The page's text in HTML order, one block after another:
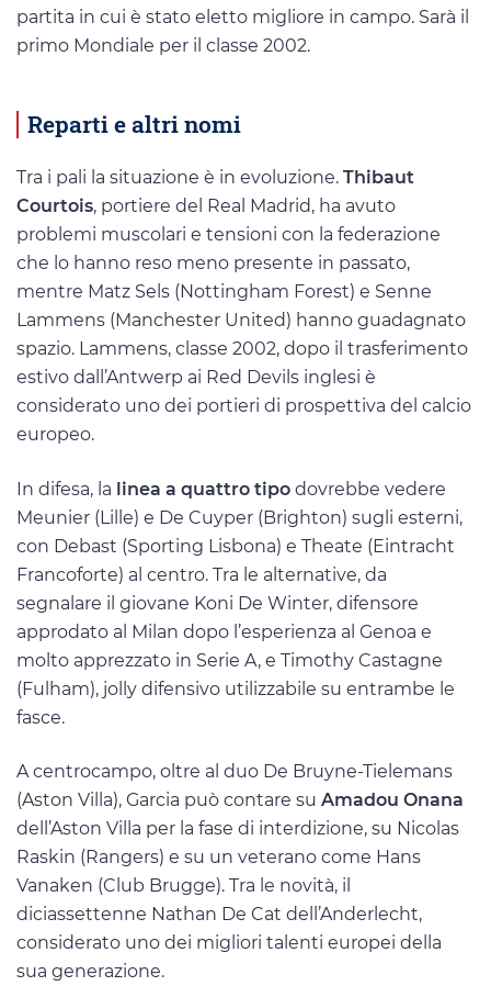
partita in cui è stato eletto migliore in campo. Sarà il
primo Mondiale per il classe 2002.
Reparti e altri nomi
Tra i pali la situazione è in evoluzione. Thibaut
Courtois, portiere del Real Madrid, ha avuto
problemi muscolari e tensioni con la federazione
che lo hanno reso meno presente in passato,
mentre Matz Sels (Nottingham Forest) e Senne
Lammens (Manchester United) hanno guadagnato
spazio. Lammens, classe 2002, dopo il trasferimento
estivo dall’Antwerp ai Red Devils inglesi è
considerato uno dei portieri di prospettiva del calcio
europeo.
In difesa, la linea a quattro tipo dovrebbe vedere
Meunier (Lille) e De Cuyper (Brighton) sugli esterni,
con Debast (Sporting Lisbona) e Theate (Eintracht
Francoforte) al centro. Tra le alternative, da
segnalare il giovane Koni De Winter, difensore
approdato al Milan dopo l’esperienza al Genoa e
molto apprezzato in Serie A, e Timothy Castagne
(Fulham), jolly difensivo utilizzabile su entrambe le
fasce.
A centrocampo, oltre al duo De Bruyne-Tielemans
(Aston Villa), Garcia può contare su Amadou Onana
dell’Aston Villa per la fase di interdizione, su Nicolas
Raskin (Rangers) e su un veterano come Hans
Vanaken (Club Brugge). Tra le novità, il
diciassettenne Nathan De Cat dell’Anderlecht,
considerato uno dei migliori talenti europei della
sua generazione.